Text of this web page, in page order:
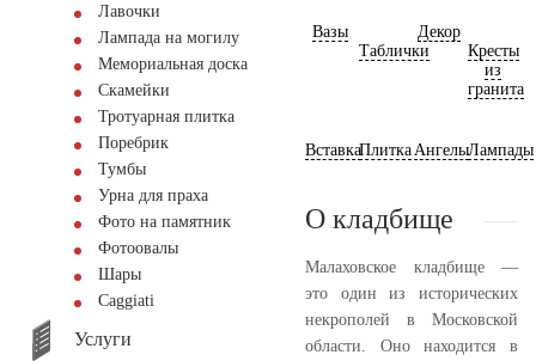
Лавочки
Лампада на могилу
Мемориальная доска
Скамейки
Тротуарная плитка
Поребрик
Тумбы
Урна для праха
Фото на памятник
Фотоовалы
Шары
Сaggiati
Услуги
Вазы
Таблички
Декор
Кресты
из
гранита
ВставкаПлитка АнгелыЛампады
О кладбище
Малаховское кладбище —
это один из исторических
некрополей в Московской
области. Оно находится в